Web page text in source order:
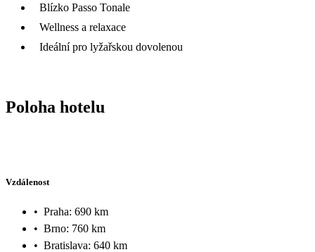
Blízko Passo Tonale
Wellness a relaxace
Ideální pro lyžařskou dovolenou
Poloha hotelu
Vzdálenost
• Praha: 690 km
• Brno: 760 km
• Bratislava: 640 km